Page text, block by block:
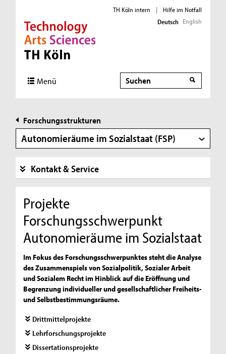
Direkt zur Hauptnavigation
Direkt zur Subnavigation
Direkt zum Inhalt
Direkt zum Fußbereich
TH Köln intern |
Hilfe im Notfall
Deutsch English
Menü Suche
Suche
Forschungsstrukturen
Autonomieräume im Sozialstaat (FSP)
Kontakt & Service
Projekte
Forschungsschwerpunkt
Autonomieräume im Sozialstaat
Im Fokus des Forschungsschwerpunktes steht die Analyse
des Zusammenspiels von Sozialpolitik, Sozialer Arbeit
und Sozialem Recht im Hinblick auf die Eröffnung und
Begrenzung individueller und gesellschaftlicher Freiheits-
und Selbstbestimmungsräume.
Drittmittelprojekte
Lehrforschungsprojekte
Dissertationsprojekte